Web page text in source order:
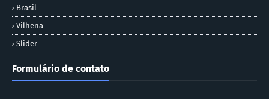
Brasil
Vilhena
Slider
Formulário de contato